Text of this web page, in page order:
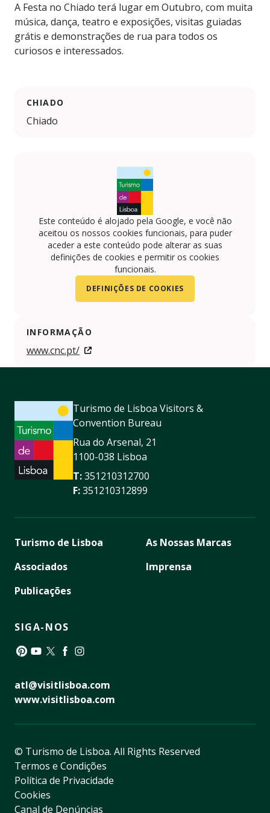
A Festa no Chiado terá lugar em Outubro, com muita
música, dança, teatro e exposições, visitas guiadas
grátis e demonstrações de rua para todos os
curiosos e interessados.
CHIADO
Chiado
Este conteúdo é alojado pela Google, e você não
aceitou os nossos cookies funcionais, para puder
aceder a este conteúdo pode alterar as suas
definições de cookies e permitir os cookies
funcionais.
DEFINIÇÕES DE COOKIES
INFORMAÇÃO
www.cnc.pt/
Turismo de Lisboa Visitors &
Convention Bureau
Rua do Arsenal, 21
1100-038 Lisboa
T:351210312700
F:351210312899
Turismo de Lisboa
Associados
Publicações
As Nossas Marcas
Imprensa
SIGA-NOS
atl@visitlisboa.com
www.visitlisboa.com
© Turismo de Lisboa. All Rights Reserved
Termos e Condições
Política de Privacidade
Cookies
Canal de Denúncias